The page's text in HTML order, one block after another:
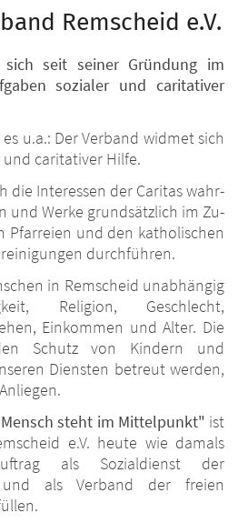
Remscheid e.V.
seit seiner Gründung im
sozialer und caritativer
u.a.: Der Verband widmet sich
caritativer Hilfe.
die Interessen der Caritas wahr­
und Werke grundsätzlich im Zu­
Pfarreien und den katholischen
durchführen.
in Remscheid unabhängig
Religion, Geschlecht,
Einkommen und Alter. Die
Schutz von Kindern und
Diensten betreut werden,
Mensch steht im Mittelpunkt" ist
e.V. heute wie damals
als Sozialdienst der
und als Verband der freien